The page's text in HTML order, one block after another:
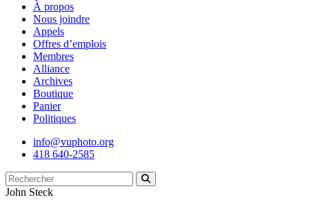
À propos
Nous joindre
Appels
Offres d’emplois
Membres
Alliance
Archives
Boutique
Panier
Politiques
info@vuphoto.org
418 640-2585
John Steck